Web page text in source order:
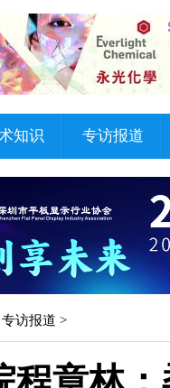
知识 专访报道
专访报道 >